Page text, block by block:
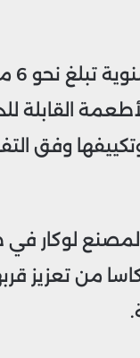
القابلة
وتكييفها وفق
لمصنع لوكار
من تعزيز